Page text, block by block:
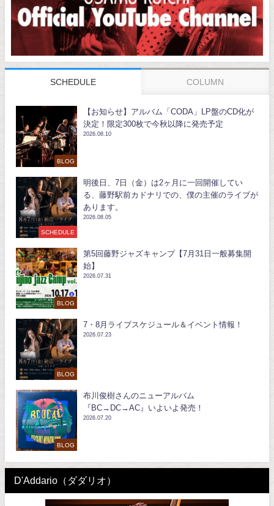
SCHEDULE COLUMN
BLOG
【お知らせ】アルバム「CODA」LP盤のCD化が
決定！限定300枚で今秋以降に発売予定
2026.08.10
SCHEDULE
明後日、7日（金）は2ヶ月に一回開催してい
る、藤野駅前カドナリでの、僕の主催のライブが
あります。
2026.08.05
BLOG
第5回藤野ジャズキャンプ【7月31日一般募集開
始】
2026.07.31
BLOG
7・8月ライブスケジュール＆イベント情報！
2026.07.23
BLOG
布川俊樹さんのニューアルバム
『BC→DC→AC』いよいよ発売！
2026.07.20
D'Addario（ダダリオ）